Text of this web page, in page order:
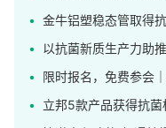
金牛铝塑稳态管取得抗菌标
以抗菌新质生产力助推涂料产业高质
限时报名，免费参会｜2026涂
立邦5款产品获得抗菌